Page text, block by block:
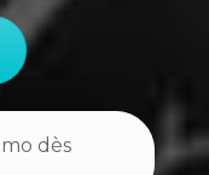
dès